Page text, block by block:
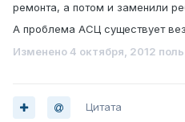
ремонта, а потом и заменили
А проблема АСЦ существует
Изменено4 октября, 2012
Цитата